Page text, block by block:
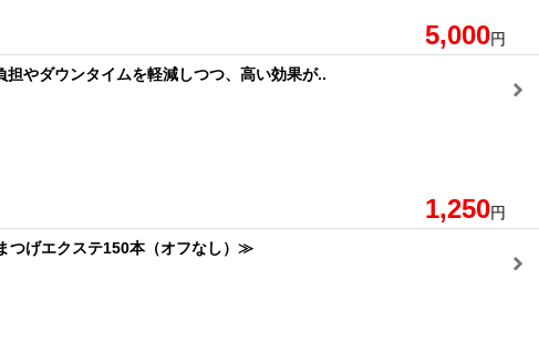
5,000円
やダウンタイムを軽減しつつ、高い効果が..
1,250円
つげエクステ150本（オフなし）≫